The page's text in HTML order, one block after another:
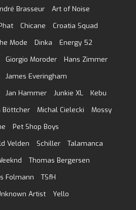
Brasseur
Art of Noise
Chicane
Croatia Squad
Mode Dinka
Energy 52
Giorgio Moroder
Hans Zimmer
James Everingham
Jan Hammer Junkie XL
Kebu
Böttcher Michal Cielecki
Mossy
Pet Shop Boys
Velden Schiller
Talamanca
Thomas Bergersen
Folmann
TSfH
Artist Yello